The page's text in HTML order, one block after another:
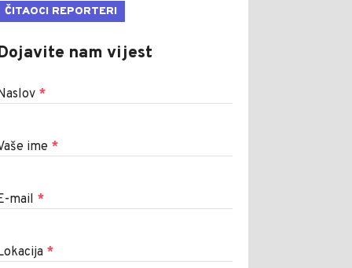
ČITAOCI REPORTERI
nam vijest
*
ime *
mail *
*